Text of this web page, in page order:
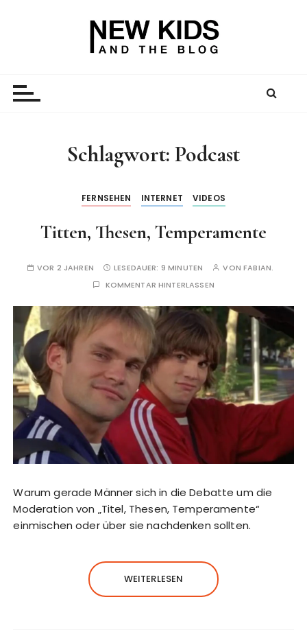
Schlagwort: Podcast
FERNSEHEN INTERNET VIDEOS
Titten, Thesen, Temperamente
VOR 2 JAHREN LESEDAUER: 9 MINUTEN VONFABIAN.
KOMMENTAR HINTERLASSEN
Warum gerade Männer sich in die Debatte um die
Moderation von „Titel, Thesen, Temperamente“
einmischen oder über sie nachdenken sollten.
WEITERLESEN